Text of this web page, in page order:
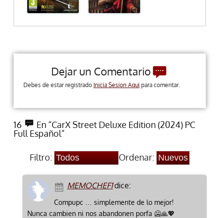
Dejar un Comentario
Debes de estar registrado Inicia Sesion Aqui para comentar.
16
En “CarX Street Deluxe Edition (2024) PC
Full Español”
Filtro: Ordenar:
MEMOCHEF1dice:
Compupc … simplemente de lo mejor!
Nunca cambien ni nos abandonen porfa 🥶🙏💖